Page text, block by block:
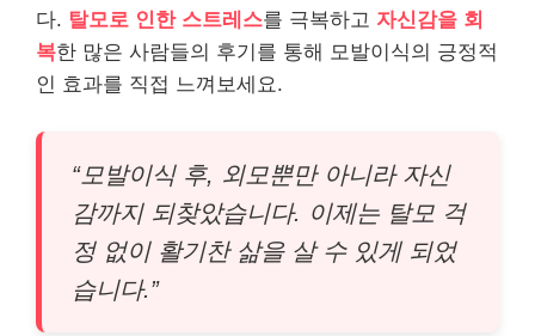
다. 탈모로 인한 스트레스를 극복하고 자신감을 회
복한 많은 사람들의 후기를 통해 모발이식의 긍정적
인 효과를 직접 느껴보세요.
“모발이식 후, 외모뿐만 아니라 자신
감까지 되찾았습니다. 이제는 탈모 걱
정 없이 활기찬 삶을 살 수 있게 되었
습니다.”